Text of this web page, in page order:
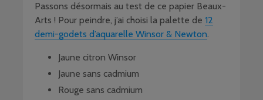
Passons désormais au test de ce papier Beaux-
Arts ! Pour peindre, j’ai choisi la palette de 12
demi-godets d’aquarelle Winsor & Newton.
Jaune citron Winsor
Jaune sans cadmium
Rouge sans cadmium